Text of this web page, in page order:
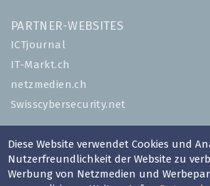
PARTNER-WEBSITES
ICTjournal
IT-Markt.ch
netzmedien.ch
Swisscybersecurity.net
© NETZMEDIEN AG 2026
Impressum
AGB
Diese Website verwendet Cookies und
Nutzerfreundlichkeit der Website zu
Werbung von Netzmedien und